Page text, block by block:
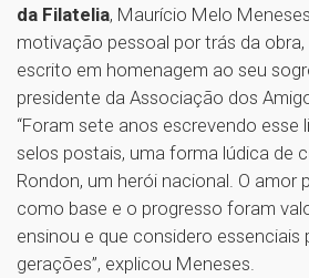
da Filatelia, Maurício Melo
motivação pessoal por trás da
escrito em homenagem ao seu
presidente da Associação dos
“Foram sete anos escrevendo esse
selos postais, uma forma lúdica de
Rondon, um herói nacional. O amor
como base e o progresso foram
ensinou e que considero essenciais
gerações”, explicou Meneses.